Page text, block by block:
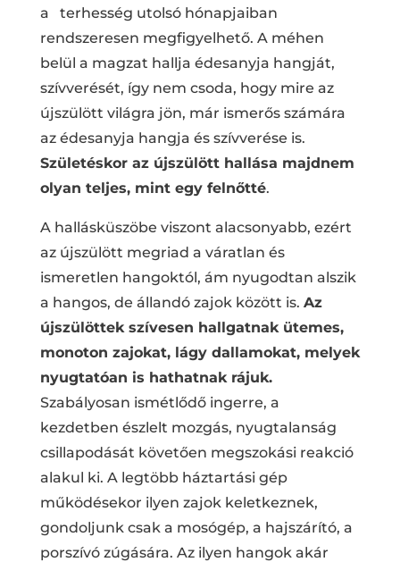
a terhesség utolsó hónapjaiban
rendszeresen megfigyelhető. A méhen
belül a magzat hallja édesanyja hangját,
szívverését, így nem csoda, hogy mire az
újszülött világra jön, már ismerős számára
az édesanyja hangja és szívverése is.
Születéskor az újszülött hallása majdnem
olyan teljes, mint egy felnőtté.
A hallásküszöbe viszont alacsonyabb, ezért
az újszülött megriad a váratlan és
ismeretlen hangoktól, ám nyugodtan alszik
a hangos, de állandó zajok között is. Az
újszülöttek szívesen hallgatnak ütemes,
monoton zajokat, lágy dallamokat, melyek
nyugtatóan is hathatnak rájuk.
Szabályosan ismétlődő ingerre, a
kezdetben észlelt mozgás, nyugtalanság
csillapodását követően megszokási reakció
alakul ki. A legtöbb háztartási gép
működésekor ilyen zajok keletkeznek,
gondoljunk csak a mosógép, a hajszárító, a
porszívó zúgására. Az ilyen hangok akár